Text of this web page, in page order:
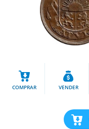
COMPRAR VENDER